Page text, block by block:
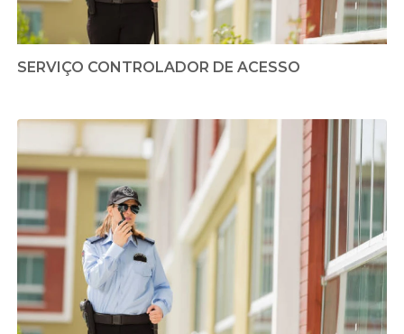
SERVIÇO CONTROLADOR DE ACESSO